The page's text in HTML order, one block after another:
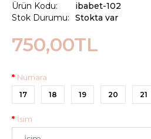
Ürün Kodu:
Stok Durumu:
ibabet-102
Stokta var
750,00TL
Numara
17 18 19 20 21
İsim